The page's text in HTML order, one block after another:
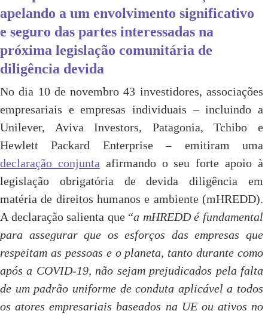
apelando a um envolvimento significativo
e seguro das partes interessadas na
próxima legislação comunitária de
diligência devida
No dia 10 de novembro 43 investidores, associações
empresariais e empresas individuais – incluindo a
Unilever, Aviva Investors, Patagonia, Tchibo e
Hewlett Packard Enterprise – emitiram uma
declaração conjunta afirmando o seu forte apoio à
legislação obrigatória de devida diligência em
matéria de direitos humanos e ambiente (mHREDD).
A declaração salienta que “a mHREDD é fundamental
para assegurar que os esforços das empresas que
respeitam as pessoas e o planeta, tanto durante como
após a COVID-19, não sejam prejudicados pela falta
de um padrão uniforme de conduta aplicável a todos
os atores empresariais baseados na UE ou ativos no